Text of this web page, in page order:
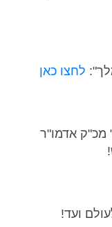
לחצו כאן
מכ"ק אדמו"ר
ועד!